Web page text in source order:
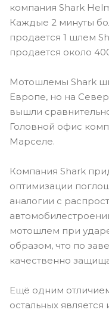
компания Shark
Каждые 2 минуты
продается 1 шлем
продается около
Мотошлемы Shark
Европе, но на
вышли
Головной офис
Марселе.
Компания Shark
оптимизации
аналогии с
мотошлем при
образом, что по
качественно
Ещё одним
остальных является